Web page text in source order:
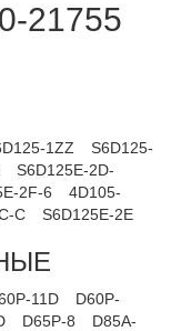
21755
1ZZ
S6D125-
S6D125E-2D-
2F-6
4D105-
C S6D125E-2E
11D
D60P-
D65P-8
D85A-